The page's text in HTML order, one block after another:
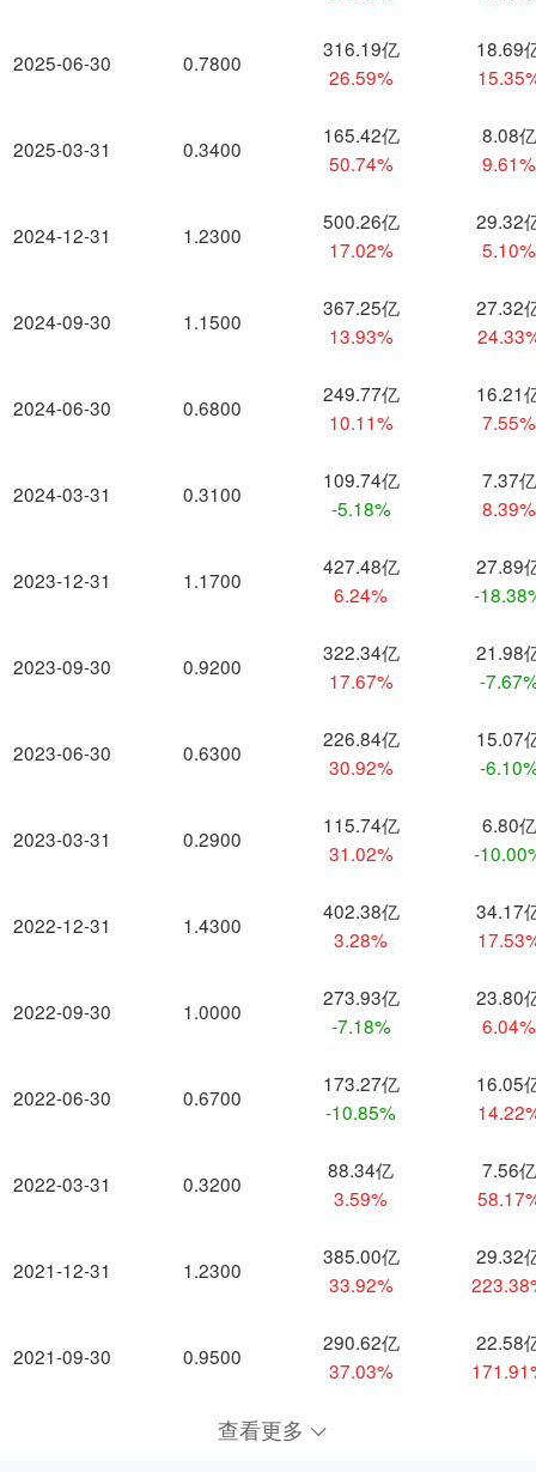
2025-06-30
2025-03-31
2024-12-31
2024-09-30
2024-06-30
2024-03-31
2023-12-31
2023-09-30
2023-06-30
2023-03-31
2022-12-31
2022-09-30
2022-06-30
2022-03-31
2021-12-31
2021-09-30
0.7800
316.19亿
26.59%
18.69
0.3400
165.42亿
50.74%
8.08亿
9.61%
1.2300
500.26亿
17.02%
29.32
5.10%
1.1500
367.25亿
13.93%
27.32
0.6800
249.77亿
10.11%
16.21
7.55%
0.3100
109.74亿
-5.18%
7.37亿
8.39%
1.1700
427.48亿
6.24%
27.89
-
0.9200
322.34亿
17.67%
21.98
-
0.6300
226.84亿
30.92%
15.07
-
0.2900
115.74亿
31.02%
6.80亿
-
1.4300
402.38亿
3.28%
34.17
1.0000
273.93亿
-7.18%
23.80
6.04%
0.6700
173.27亿
-10.85%
16.05
0.3200
88.34亿
3.59%
7.56亿
1.2300
385.00亿
33.92%
29.32
0.9500
290.62亿
37.03%
22.58
查看更多